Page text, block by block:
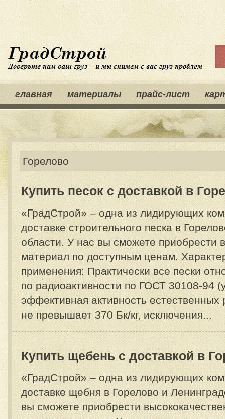
главная материалы прайс-лист
Горелово
Купить песок с доставкой в
«ГрадСтрой» – одна из лидирующих
доставке строительного песка в
области. У нас вы сможете приобрести
материал по доступным ценам.
применения: Практически все пески
по радиоактивности по ГОСТ 30108-94
эффективная активность естественных
не превышает 370 Бк/кг, исключения...
Купить щебень с доставкой в
«ГрадСтрой» – одна из лидирующих
доставке щебня в Горелово и
вы сможете приобрести